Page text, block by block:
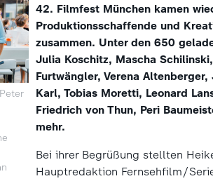
42. Filmfest München kamen
Produktionsschaffende und
zusammen. Unter den 650
Julia Koschitz, Mascha
Furtwängler, Verena
Karl, Tobias Moretti, Leonard
Friedrich von Thun, Peri
mehr.
Bei ihrer Begrüßung stellten
Hauptredaktion Fernsehfilm/